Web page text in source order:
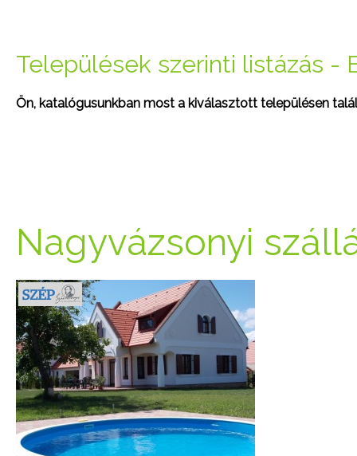
Települések szerinti listázás -
Ön, katalógusunkban most a kiválasztott településen
Nagyvázsonyi